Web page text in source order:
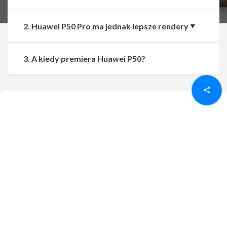
Udostępnij
2. Huawei P50 Pro ma jednak lepsze rendery
3. A kiedy premiera Huawei P50?